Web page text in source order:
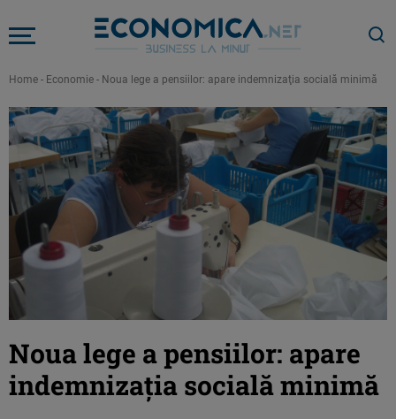
Home - Economie - Noua lege a pensiilor: apare indemnizaţia socială minimă
Noua lege a pensiilor: apare
indemnizaţia socială minimă